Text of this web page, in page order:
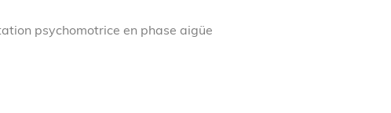
psychomotrice en phase aigüe